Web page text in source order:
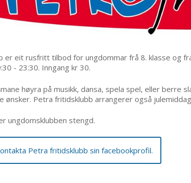
er eit rusfritt tilbod for ungdommar frå 8. klasse og
- 23:30. Inngang kr 30.
høyra på musikk, dansa, spela spel, eller
ønsker. Petra fritidsklubb arrangerer også
ungdomsklubben stengd.
Petra fritidsklubb sin facebookprofil.